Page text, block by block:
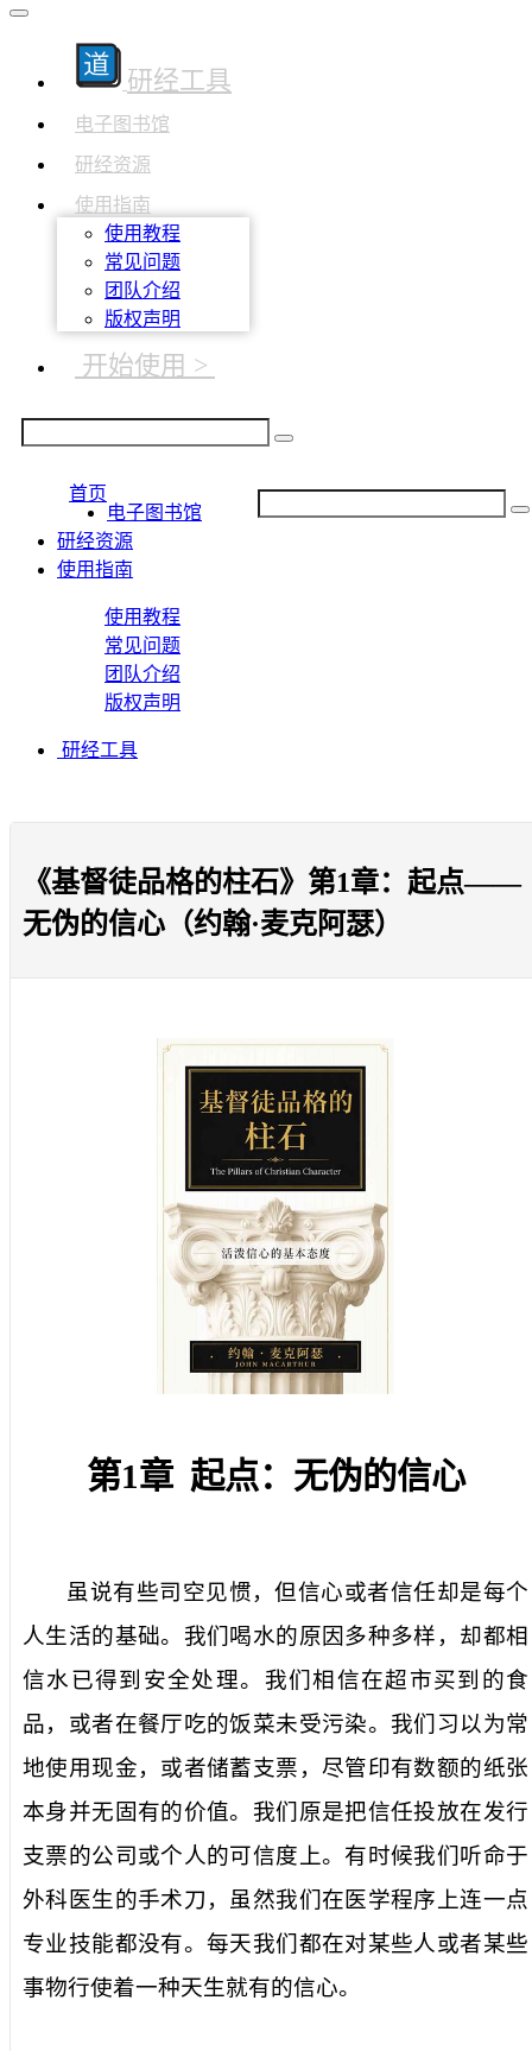
研经工具
电子图书馆
研经资源
使用指南
使用教程
常见问题
团队介绍
版权声明
开始使用 >
首页
电子图书馆
研经资源
使用指南
使用教程
常见问题
团队介绍
版权声明
研经工具
《基督徒品格的柱石》第1章：起点——
无伪的信心（约翰·麦克阿瑟）
第1章 起点：无伪的信心
虽说有些司空见惯，但信心或者信任却是每个
人生活的基础。我们喝水的原因多种多样，却都相
信水已得到安全处理。我们相信在超市买到的食
品，或者在餐厅吃的饭菜未受污染。我们习以为常
地使用现金，或者储蓄支票，尽管印有数额的纸张
本身并无固有的价值。我们原是把信任投放在发行
支票的公司或个人的可信度上。有时候我们听命于
外科医生的手术刀，虽然我们在医学程序上连一点
专业技能都没有。每天我们都在对某些人或者某些
事物行使着一种天生就有的信心。